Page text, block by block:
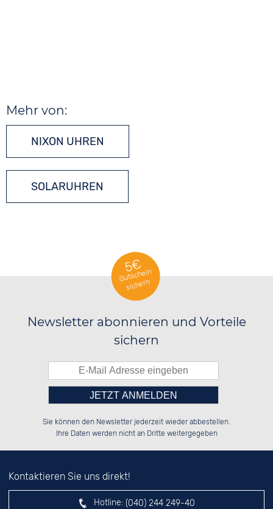
Mehr von:
NIXON UHREN
SOLARUHREN
5€
Gutschein
sichern
Newsletter abonnieren und Vorteile
sichern
░░░░██░░██░░░░░░░░░░██░░██░░██░░
░░████░░██████░░░░████░░██████░░
░░░░██░░██░░██░░░░░░██░░░░░░██░░
Bitte tragen Sie die Zahl in
das nebenstehende Feld ein.
Sie können den Newsletter jederzeit wieder abbestellen.
Ihre Daten werden nicht an Dritte weitergegeben
Kontaktieren Sie uns direkt!
Hotline: (040) 244 249-40